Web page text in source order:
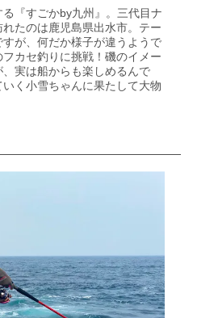
『すごかby九州』。三代目ナ
たのは鹿児島県出水市。テー
が、何だか様子が違うようで
カセ釣りに挑戦！磯のイメー
実は船からも楽しめるんで
く小雪ちゃんに果たして大物